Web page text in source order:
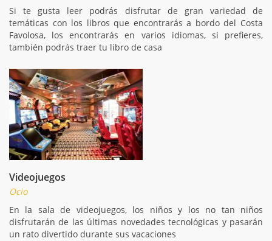
Si te gusta leer podrás disfrutar de gran variedad de
temáticas con los libros que encontrarás a bordo del Costa
Favolosa, los encontrarás en varios idiomas, si prefieres,
también podrás traer tu libro de casa
Videojuegos
Ocio
En la sala de videojuegos, los niños y los no tan niños
disfrutarán de las últimas novedades tecnológicas y pasarán
un rato divertido durante sus vacaciones